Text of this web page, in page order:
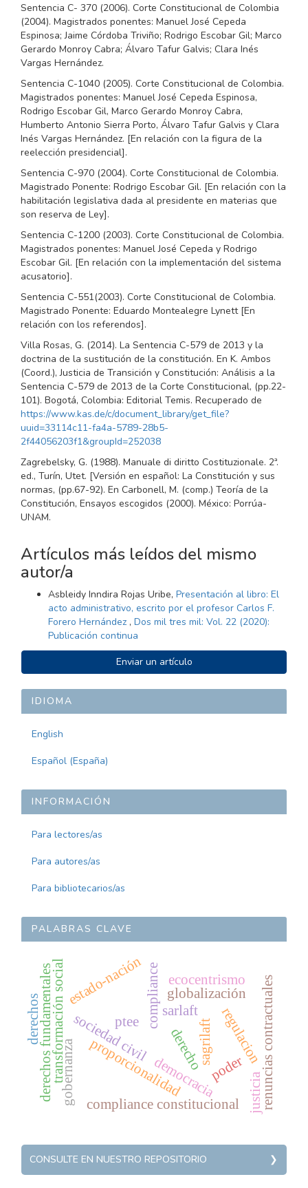
Sentencia C- 370 (2006). Corte Constitucional de Colombia
(2004). Magistrados ponentes: Manuel José Cepeda
Espinosa; Jaime Córdoba Triviño; Rodrigo Escobar Gil; Marco
Gerardo Monroy Cabra; Álvaro Tafur Galvis; Clara Inés
Vargas Hernández.
Sentencia C-1040 (2005). Corte Constitucional de Colombia.
Magistrados ponentes: Manuel José Cepeda Espinosa,
Rodrigo Escobar Gil, Marco Gerardo Monroy Cabra,
Humberto Antonio Sierra Porto, Álvaro Tafur Galvis y Clara
Inés Vargas Hernández. [En relación con la figura de la
reelección presidencial].
Sentencia C-970 (2004). Corte Constitucional de Colombia.
Magistrado Ponente: Rodrigo Escobar Gil. [En relación con la
habilitación legislativa dada al presidente en materias que
son reserva de Ley].
Sentencia C-1200 (2003). Corte Constitucional de Colombia.
Magistrados ponentes: Manuel José Cepeda y Rodrigo
Escobar Gil. [En relación con la implementación del sistema
acusatorio].
Sentencia C-551(2003). Corte Constitucional de Colombia.
Magistrado Ponente: Eduardo Montealegre Lynett [En
relación con los referendos].
Villa Rosas, G. (2014). La Sentencia C-579 de 2013 y la
doctrina de la sustitución de la constitución. En K. Ambos
(Coord.), Justicia de Transición y Constitución: Análisis a la
Sentencia C-579 de 2013 de la Corte Constitucional, (pp.22-
101). Bogotá, Colombia: Editorial Temis. Recuperado de
https://www.kas.de/c/document_library/get_file?
uuid=33114c11-fa4a-5789-28b5-
2f44056203f1&groupId=252038
Zagrebelsky, G. (1988). Manuale di diritto Costituzionale. 2ª.
ed., Turín, Utet. [Versión en español: La Constitución y sus
normas, (pp.67-92). En Carbonell, M. (comp.) Teoría de la
Constitución, Ensayos escogidos (2000). México: Porrúa-
UNAM.
Artículos más leídos del mismo
autor/a
Asbleidy Inndira Rojas Uribe, Presentación al libro: El
acto administrativo, escrito por el profesor Carlos F.
Forero Hernández , Dos mil tres mil: Vol. 22 (2020):
Publicación continua
ENVIAR
UN
ARTÍCULO
Enviar un artículo
IDIOMA
English
Español (España)
INFORMACIÓN
Para lectores/as
Para autores/as
Para bibliotecarios/as
PALABRAS CLAVE
sociedad civil
democracia
transformación social compliance
compliance constitucional
sarlaft
sagrilaft
ptee
derechos fundamentales proporcionalidad
gobernanza
globalización
estado-nación ecocentrismo
poder
derechos regulacion
derecho renuncias contractuales
justicia
REPOSITORY
CONSULTE EN NUESTRO REPOSITORIO